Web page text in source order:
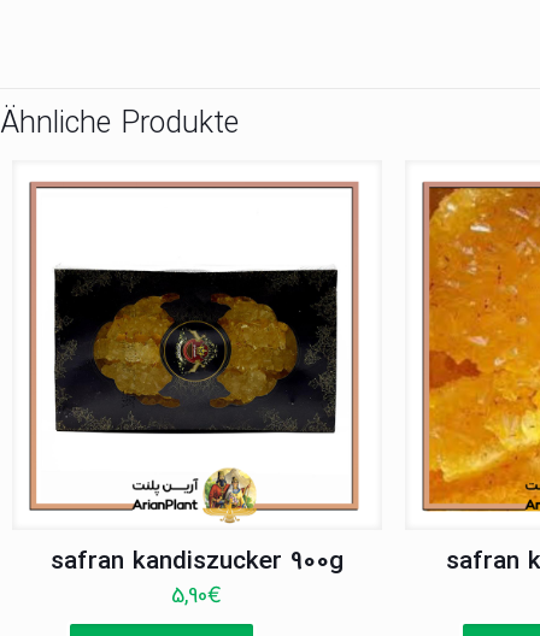
Ähnliche Produkte
safran kandiszucker 900g
5,90€
safran